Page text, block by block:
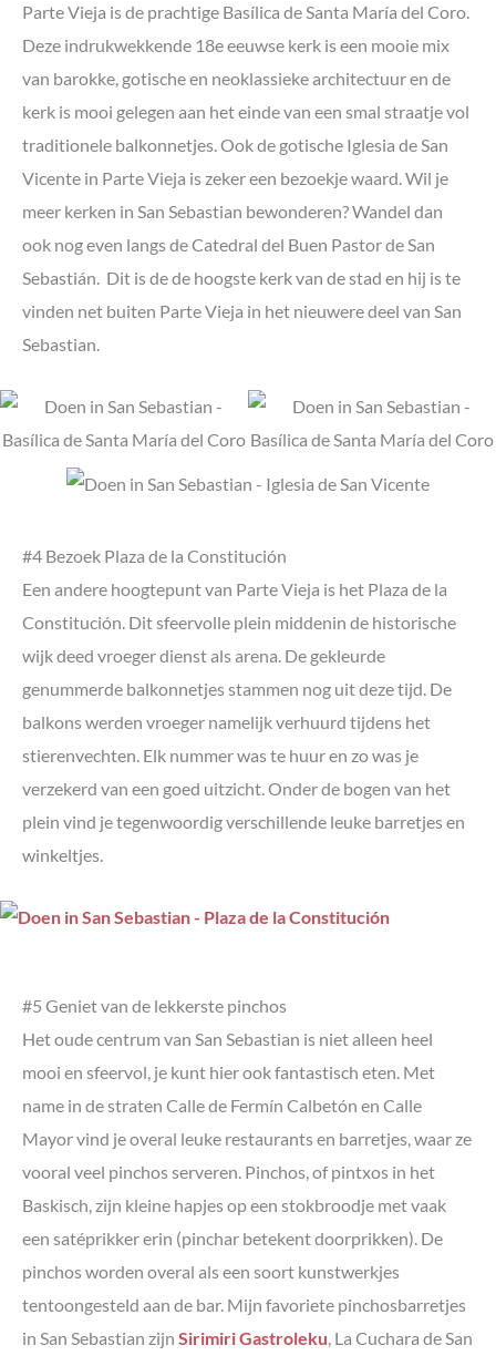
Parte Vieja is de prachtige Basílica de Santa María del Coro.
Deze indrukwekkende 18e eeuwse kerk is een mooie mix
van barokke, gotische en neoklassieke architectuur en de
kerk is mooi gelegen aan het einde van een smal straatje vol
traditionele balkonnetjes. Ook de gotische Iglesia de San
Vicente in Parte Vieja is zeker een bezoekje waard. Wil je
meer kerken in San Sebastian bewonderen? Wandel dan
ook nog even langs de Catedral del Buen Pastor de San
Sebastián. Dit is de de hoogste kerk van de stad en hij is te
vinden net buiten Parte Vieja in het nieuwere deel van San
Sebastian.
#4 Bezoek Plaza de la Constitución
Een andere hoogtepunt van Parte Vieja is het Plaza de la
Constitución. Dit sfeervolle plein middenin de historische
wijk deed vroeger dienst als arena. De gekleurde
genummerde balkonnetjes stammen nog uit deze tijd. De
balkons werden vroeger namelijk verhuurd tijdens het
stierenvechten. Elk nummer was te huur en zo was je
verzekerd van een goed uitzicht. Onder de bogen van het
plein vind je tegenwoordig verschillende leuke barretjes en
winkeltjes.
#5 Geniet van de lekkerste pinchos
Het oude centrum van San Sebastian is niet alleen heel
mooi en sfeervol, je kunt hier ook fantastisch eten. Met
name in de straten Calle de Fermín Calbetón en Calle
Mayor vind je overal leuke restaurants en barretjes, waar ze
vooral veel pinchos serveren. Pinchos, of pintxos in het
Baskisch, zijn kleine hapjes op een stokbroodje met vaak
een satéprikker erin (pinchar betekent doorprikken). De
pinchos worden overal als een soort kunstwerkjes
tentoongesteld aan de bar. Mijn favoriete pinchosbarretjes
in San Sebastian zijn Sirimiri Gastroleku, La Cuchara de San